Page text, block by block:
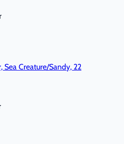
Sea Creature/Sandy, 22